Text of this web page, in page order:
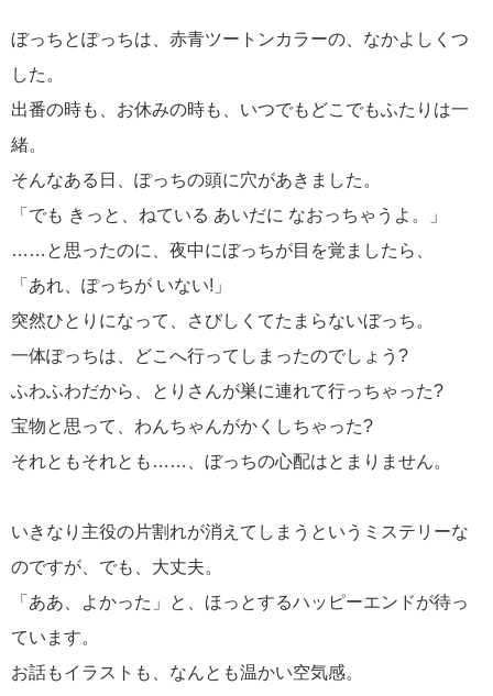
ぼっちとぽっちは、赤青ツートンカラーの、なかよしくつ
した。
出番の時も、お休みの時も、いつでもどこでもふたりは一
緒。
そんなある日、ぽっちの頭に穴があきました。
「でも きっと、ねている あいだに なおっちゃうよ。」
……と思ったのに、夜中にぼっちが目を覚ましたら、
「あれ、ぽっちが いない!」
突然ひとりになって、さびしくてたまらないぼっち。
一体ぽっちは、どこへ行ってしまったのでしょう?
ふわふわだから、とりさんが巣に連れて行っちゃった?
宝物と思って、わんちゃんがかくしちゃった?
それともそれとも……、ぼっちの心配はとまりません。
いきなり主役の片割れが消えてしまうというミステリーな
のですが、でも、大丈夫。
「ああ、よかった」と、ほっとするハッピーエンドが待っ
ています。
お話もイラストも、なんとも温かい空気感。